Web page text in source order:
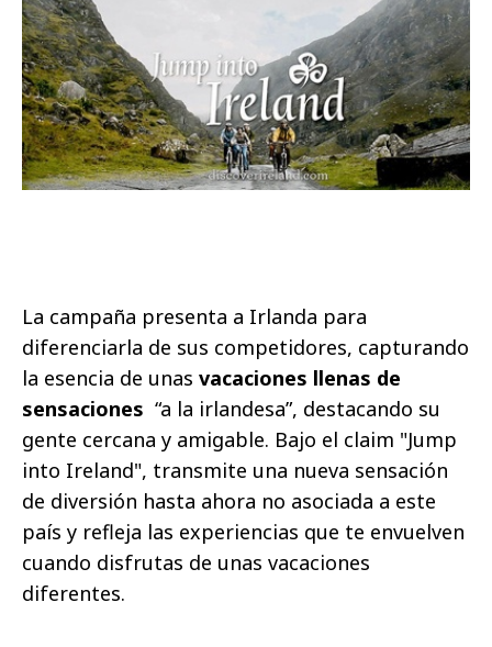
La campaña presenta a Irlanda para
diferenciarla de sus competidores, capturando
la esencia de unas vacaciones llenas de
sensaciones “a la irlandesa”, destacando su
gente cercana y amigable. Bajo el claim "Jump
into Ireland", transmite una nueva sensación
de diversión hasta ahora no asociada a este
país y refleja las experiencias que te envuelven
cuando disfrutas de unas vacaciones
diferentes.